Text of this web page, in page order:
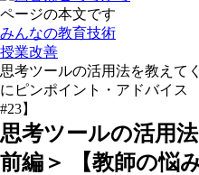
ページの本文です
みんなの教育技術
授業改善
思考ツールの活用法を教えて
にピンポイント・アドバイス
#23】
思考ツールの活用
前編＞ 【教師の悩